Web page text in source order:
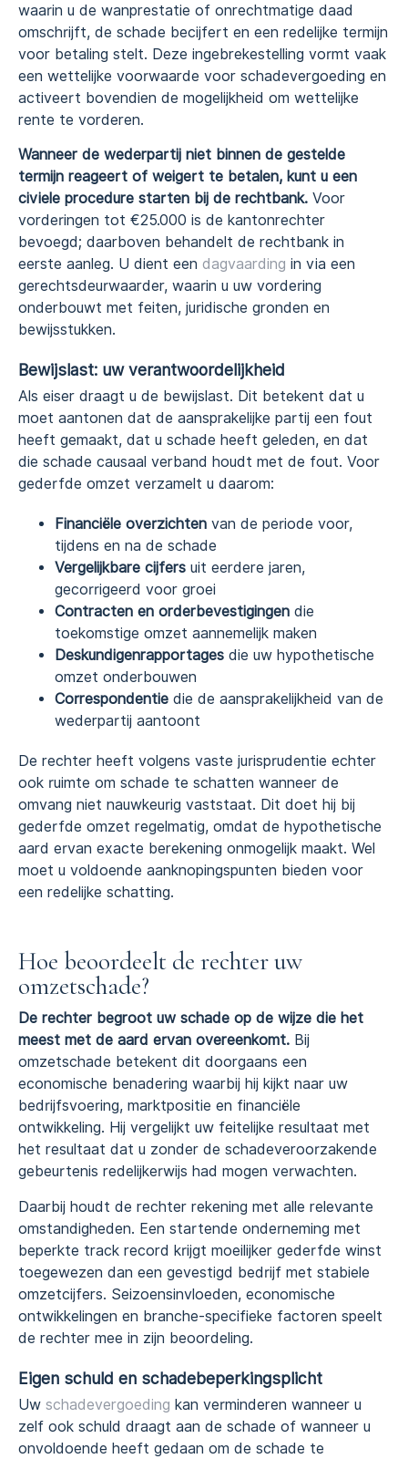
waarin u de wanprestatie of onrechtmatige daad
omschrijft, de schade becijfert en een redelijke termijn
voor betaling stelt. Deze ingebrekestelling vormt vaak
een wettelijke voorwaarde voor schadevergoeding en
activeert bovendien de mogelijkheid om wettelijke
rente te vorderen.
Wanneer de wederpartij niet binnen de gestelde
termijn reageert of weigert te betalen, kunt u een
civiele procedure starten bij de rechtbank. Voor
vorderingen tot €25.000 is de kantonrechter
bevoegd; daarboven behandelt de rechtbank in
eerste aanleg. U dient een dagvaarding in via een
gerechtsdeurwaarder, waarin u uw vordering
onderbouwt met feiten, juridische gronden en
bewijsstukken.
Bewijslast: uw verantwoordelijkheid
Als eiser draagt u de bewijslast. Dit betekent dat u
moet aantonen dat de aansprakelijke partij een fout
heeft gemaakt, dat u schade heeft geleden, en dat
die schade causaal verband houdt met de fout. Voor
gederfde omzet verzamelt u daarom:
Financiële overzichten van de periode voor,
tijdens en na de schade
Vergelijkbare cijfers uit eerdere jaren,
gecorrigeerd voor groei
Contracten en orderbevestigingen die
toekomstige omzet aannemelijk maken
Deskundigenrapportages die uw hypothetische
omzet onderbouwen
Correspondentie die de aansprakelijkheid van de
wederpartij aantoont
De rechter heeft volgens vaste jurisprudentie echter
ook ruimte om schade te schatten wanneer de
omvang niet nauwkeurig vaststaat. Dit doet hij bij
gederfde omzet regelmatig, omdat de hypothetische
aard ervan exacte berekening onmogelijk maakt. Wel
moet u voldoende aanknopingspunten bieden voor
een redelijke schatting.
Hoe beoordeelt de rechter uw
omzetschade?
De rechter begroot uw schade op de wijze die het
meest met de aard ervan overeenkomt. Bij
omzetschade betekent dit doorgaans een
economische benadering waarbij hij kijkt naar uw
bedrijfsvoering, marktpositie en financiële
ontwikkeling. Hij vergelijkt uw feitelijke resultaat met
het resultaat dat u zonder de schadeveroorzakende
gebeurtenis redelijkerwijs had mogen verwachten.
Daarbij houdt de rechter rekening met alle relevante
omstandigheden. Een startende onderneming met
beperkte track record krijgt moeilijker gederfde winst
toegewezen dan een gevestigd bedrijf met stabiele
omzetcijfers. Seizoensinvloeden, economische
ontwikkelingen en branche-specifieke factoren speelt
de rechter mee in zijn beoordeling.
Eigen schuld en schadebeperkingsplicht
Uw schadevergoeding kan verminderen wanneer u
zelf ook schuld draagt aan de schade of wanneer u
onvoldoende heeft gedaan om de schade te